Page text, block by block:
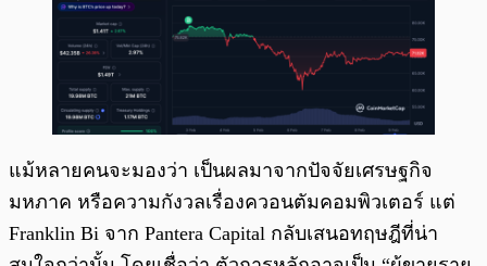
แม้หลายคนจะมองว่า เป็นผลมาจากปัจจัยเศรษฐกิจ
มหภาค หรือความกังวลเรื่องควอนตัมคอมพิวเตอร์ แต่
Franklin Bi จาก Pantera Capital กลับเสนอทฤษฎีที่น่า